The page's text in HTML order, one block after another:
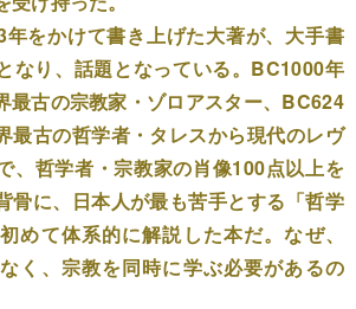
をかけて書き上げた大著が、大手書
なり、話題となっている。BC1000年
最古の宗教家・ゾロアスター、BC624
最古の哲学者・タレスから現代のレヴ
、哲学者・宗教家の肖像100点以上を
骨に、日本人が最も苦手とする「哲学
めて体系的に解説した本だ。なぜ、
く、宗教を同時に学ぶ必要があるの